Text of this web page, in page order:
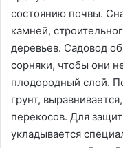
состоянию почвы.
камней,
деревьев. Садовод
сорняки, чтобы они
плодородный слой.
грунт,
перекосов. Для
укладывается